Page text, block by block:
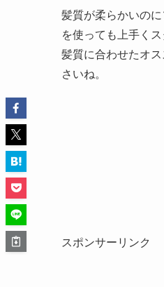
髪質が柔らかいの
を使っても上手く
髪質に合わせたオ
さいね。
スポンサーリンク